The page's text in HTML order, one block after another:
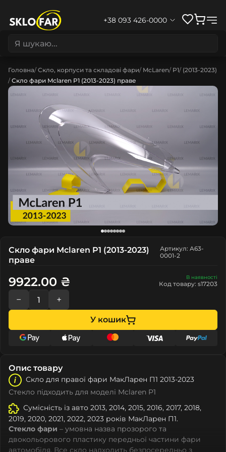
+38 093 426-0000
Головна Скло, корпуси та складові фари McLaren P1 (2013-2023)
Скло фари Mclaren P1 (2013-2023) праве
Скло фари Mclaren P1 (2013-2023)
праве
Артикул: A63-
0001-2
В наявності
Код товару: s17203
9922.00 ₴
− +
У кошик
Опис товару
Скло для правої фари МакЛарeн П1 2013-2023
Стекло підходить для моделі Mclaren P1
Сумісність із авто 2013, 2014, 2015, 2016, 2017, 2018,
2019, 2020, 2021, 2022, 2023 років МакЛарeн П1.
Стекло фари – умовна назва прозорого та
двокольорового пластику передньої частини фари
автомобіля. Все скло надходить безпосередньо з